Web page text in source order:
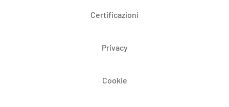
Certificazioni
Privacy
Cookie